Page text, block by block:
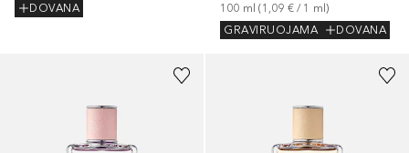
DOVANA
100 ml (1,09 € / 1 ml)
GRAVIRUOJAMA
DOVANA